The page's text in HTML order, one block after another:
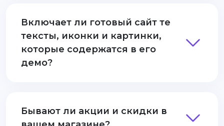
Включает ли готовый сайт те
тексты, иконки и картинки,
которые содержатся в его
демо?
Бывают ли акции и скидки в